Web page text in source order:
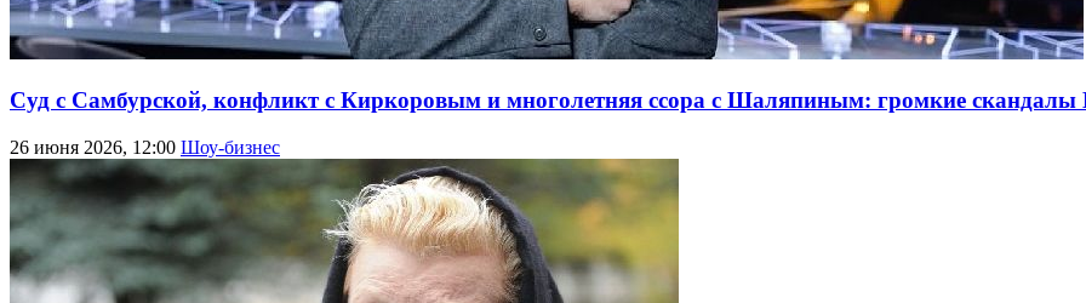
Суд с Самбурской, конфликт с Киркоровым и многолетняя ссора с Шаляпиным: громкие
26 июня 2026, 12:00 Шоу-бизнес